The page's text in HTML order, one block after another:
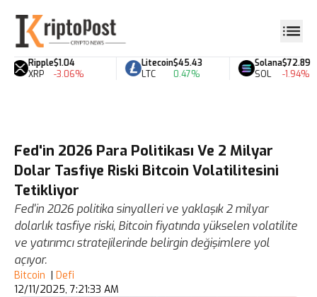
Ripple
XRP
$1.04
-3.06%
Litecoin
LTC
$45.43
0.47%
Solana
SOL
$72.89
-1.94%
Fed'in 2026 Para Politikası Ve 2 Milyar
Dolar Tasfiye Riski Bitcoin Volatilitesini
Tetikliyor
Fed'in 2026 politika sinyalleri ve yaklaşık 2 milyar
dolarlık tasfiye riski, Bitcoin fiyatında yükselen volatilite
ve yatırımcı stratejilerinde belirgin değişimlere yol
açıyor.
Bitcoin | Defi
12/11/2025, 7:21:33 AM